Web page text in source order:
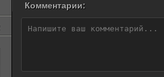
Комментарии: